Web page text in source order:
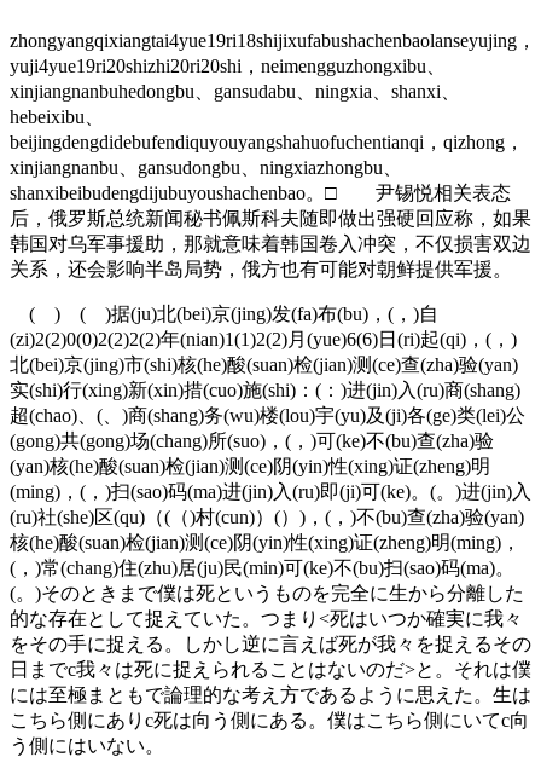
zhongyangqixiangtai4yue19ri18shijixufabushachenbaolanseyujing，
yuji4yue19ri20shizhi20ri20shi，neimengguzhongxibu、
xinjiangnanbuhedongbu、gansudabu、ningxia、shanxi、
hebeixibu、
beijingdengdidebufendiquyouyangshahuofuchentianqi，qizhong，
xinjiangnanbu、gansudongbu、ningxiazhongbu、
shanxibeibudengdijubuyoushachenbao。□ 尹锡悦相关表态
后，俄罗斯总统新闻秘书佩斯科夫随即做出强硬回应称，如果
韩国对乌军事援助，那就意味着韩国卷入冲突，不仅损害双边
关系，还会影响半岛局势，俄方也有可能对朝鲜提供军援。
( ) ( )据(ju)北(bei)京(jing)发(fa)布(bu)，(，)自
(zi)2(2)0(0)2(2)2(2)年(nian)1(1)2(2)月(yue)6(6)日(ri)起(qi)，(，)
北(bei)京(jing)市(shi)核(he)酸(suan)检(jian)测(ce)查(zha)验(yan)
实(shi)行(xing)新(xin)措(cuo)施(shi)：(：)进(jin)入(ru)商(shang)
超(chao)、(、)商(shang)务(wu)楼(lou)宇(yu)及(ji)各(ge)类(lei)公
(gong)共(gong)场(chang)所(suo)，(，)可(ke)不(bu)查(zha)验
(yan)核(he)酸(suan)检(jian)测(ce)阴(yin)性(xing)证(zheng)明
(ming)，(，)扫(sao)码(ma)进(jin)入(ru)即(ji)可(ke)。(。)进(jin)入
(ru)社(she)区(qu)（(（)村(cun)）(）)，(，)不(bu)查(zha)验(yan)
核(he)酸(suan)检(jian)测(ce)阴(yin)性(xing)证(zheng)明(ming)，
(，)常(chang)住(zhu)居(ju)民(min)可(ke)不(bu)扫(sao)码(ma)。
(。)そのときまで僕は死というものを完全に生から分離した
的な存在として捉えていた。つまり<死はいつか確実に我々
をその手に捉える。しかし逆に言えば死が我々を捉えるその
日までc我々は死に捉えられることはないのだ>と。それは僕
には至極まともで論理的な考え方であるように思えた。生は
こちら側にありc死は向う側にある。僕はこちら側にいてc向
う側にはいない。